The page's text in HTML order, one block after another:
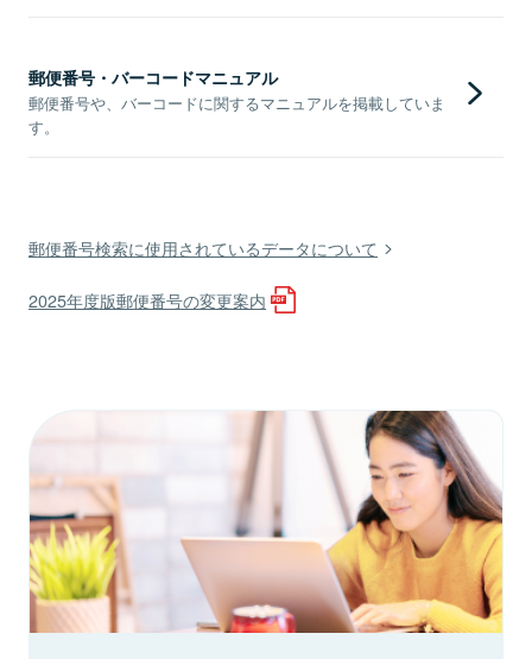
郵便番号・バーコードマニュアル
郵便番号や、バーコードに関するマニュアルを掲載していま
す。
郵便番号検索に使用されているデータについて
2025年度版郵便番号の変更案内